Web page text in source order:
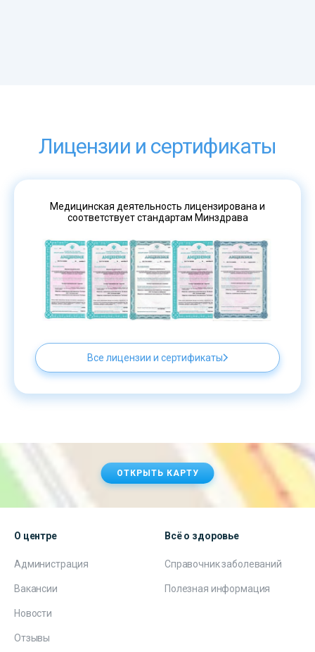
Лицензии и сертификаты
Медицинская деятельность лицензирована и
соответствует стандартам Минздрава
Все лицензии и сертификаты
ОТКРЫТЬ КАРТУ
О центре
Администрация
Вакансии
Новости
Отзывы
Всё о здоровье
Справочник заболеваний
Полезная информация